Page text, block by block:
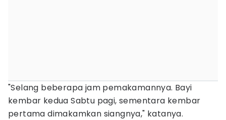
"Selang beberapa jam pemakamannya. Bayi
kembar kedua Sabtu pagi, sementara kembar
pertama dimakamkan siangnya," katanya.